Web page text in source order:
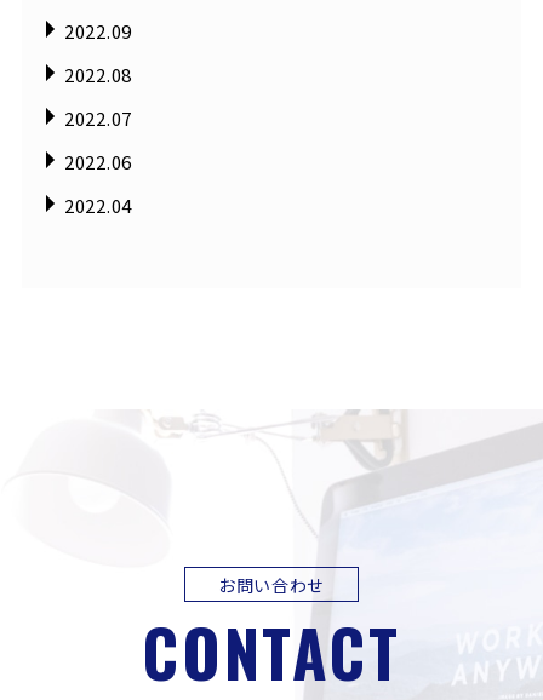
2022.09
2022.08
2022.07
2022.06
2022.04
お問い合わせ
CONTACT